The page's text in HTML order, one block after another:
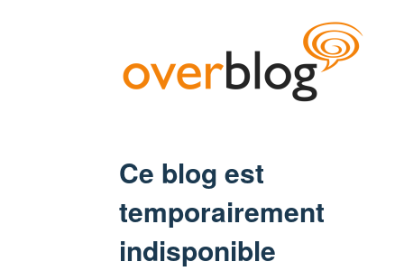
Ce blog est
temporairement
indisponible